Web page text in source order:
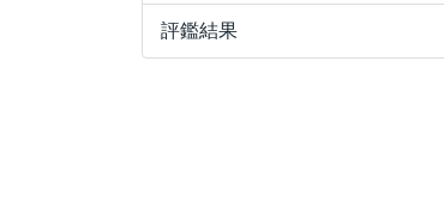
評鑑結果